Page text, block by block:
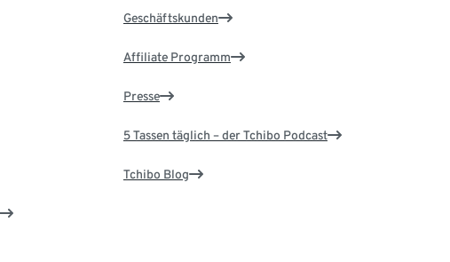
Geschäftskunden
Affiliate Programm
Presse
5 Tassen täglich – der Tchibo Podcast
Tchibo Blog